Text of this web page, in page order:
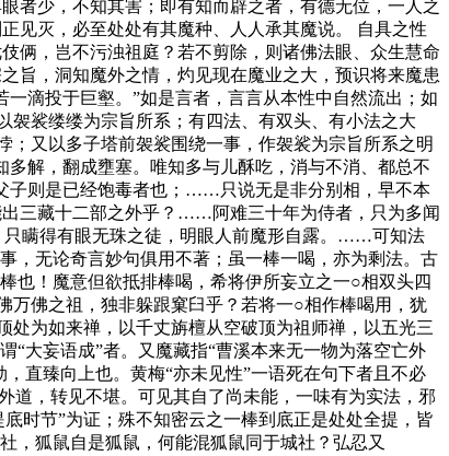
者少，不知其害；即有知而辟之者，有德无位，一人之
见灭，必至处处有其魔种、人人承其魔说。 自具之性
俩，岂不污浊祖庭？若不剪除，则诸佛法眼、众生慧命
旨，洞知魔外之情，灼见现在魔业之大，预识将来魔患
滴投于巨壑。”如是言者，言言从本性中自然流出；如
裟缕缕为宗旨所系；有四法、有双头、有小法之大
又以多子塔前袈裟围绕一事，作袈裟为宗旨所系之明
解，翻成壅塞。唯知多与儿酥吃，消与不消、都总不
子则是已经饱毒者也；……只说无是非分别相，早不本
三藏十二部之外乎？……阿难三十年为侍者，只为多闻
只瞒得有眼无珠之徒，明眼人前魔形自露。……可知法
，无论奇言妙句俱用不著；虽一棒一喝，亦为剩法。古
也！魔意但欲抵排棒喝，希将伊所妄立之一○相双头四
万佛之祖，独非躲跟窠臼乎？若将一○相作棒喝用，犹
为如来禅，以千丈旃檀从空破顶为祖师禅，以五光三
大妄语成”者。又魔藏指“曹溪本来无一物为落空亡外
直臻向上也。黄梅“亦未见性”一语死在句下者且不必
道，转见不堪。可见其自了尚未能，一味有为实法，邪
时节”为证；殊不知密云之一棒到底正是处处全提，皆
，狐鼠自是狐鼠，何能混狐鼠同于城社？弘忍又